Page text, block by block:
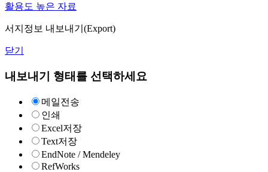
활용도 높은 자료
서지정보 내보내기(Export)
닫기
내보내기 형태를 선택하세요
메일전송
인쇄
Excel저장
Text저장
EndNote / Mendeley
RefWorks